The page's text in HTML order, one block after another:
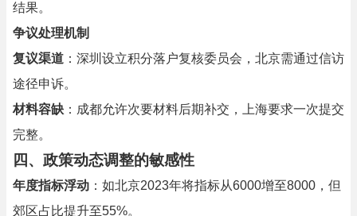
结果。
争议处理机制
复议渠道 ：深圳设立积分落户复核委员会，北京需通过信访
途径申诉。
材料容缺 ：成都允许次要材料后期补交，上海要求一次提交
完整。
四、政策动态调整的敏感性
年度指标浮动 ：如北京2023年将指标从6000增至8000，但
郊区占比提升至55%。